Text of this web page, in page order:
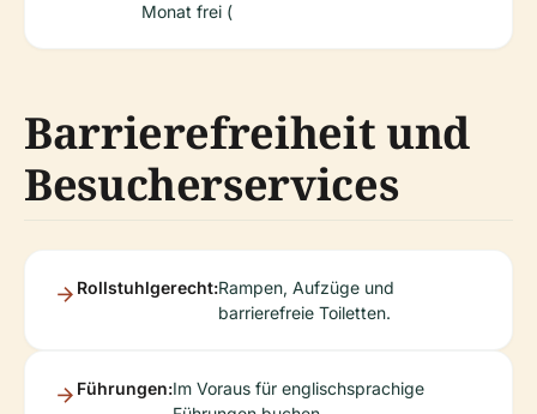
Monat frei (
Barrierefreiheit und
Besucherservices
Rollstuhlgerecht:Rampen, Aufzüge und
barrierefreie Toiletten.
Führungen:Im Voraus für englischsprachige